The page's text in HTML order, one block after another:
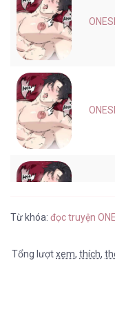
Từ khóa: đọc truyện
Tổng lượtxem, thích,